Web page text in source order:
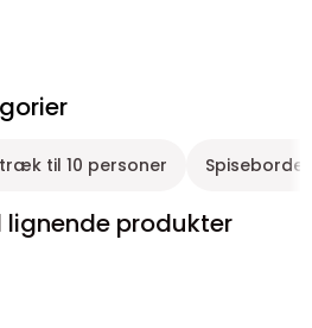
til 10 personer
produkter